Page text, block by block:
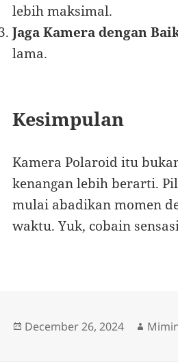
lebih maksimal.
Jaga Kamera dengan
lama.
Kesimpulan
Kamera Polaroid itu
kenangan lebih berarti.
mulai abadikan momen
waktu. Yuk, cobain
Posted
December 26, 2024